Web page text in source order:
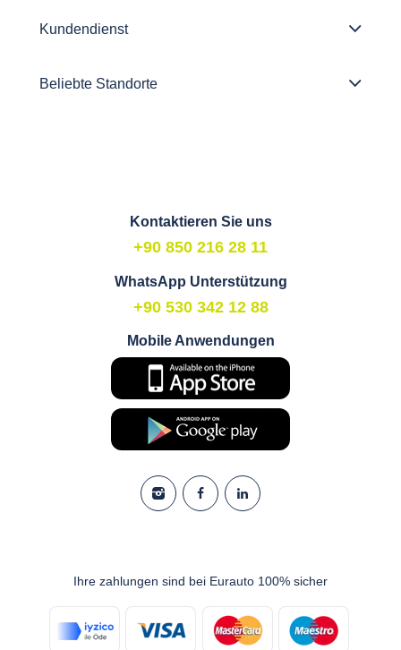
Kundendienst
Beliebte Standorte
Kontaktieren Sie uns
+90 850 216 28 11
WhatsApp Unterstützung
+90 530 342 12 88
Mobile Anwendungen
Ihre zahlungen sind bei Eurauto 100% sicher